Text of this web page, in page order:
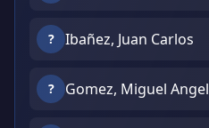
? Ibañez, Juan Carlos
? Gomez, Miguel Angel